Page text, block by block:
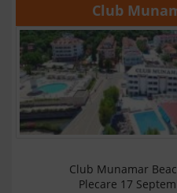
Club
Club Munamar
Plecare 17